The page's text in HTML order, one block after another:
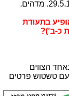
בתעודת
כ-ב')?
הצווים
עם טשטוש פרטים